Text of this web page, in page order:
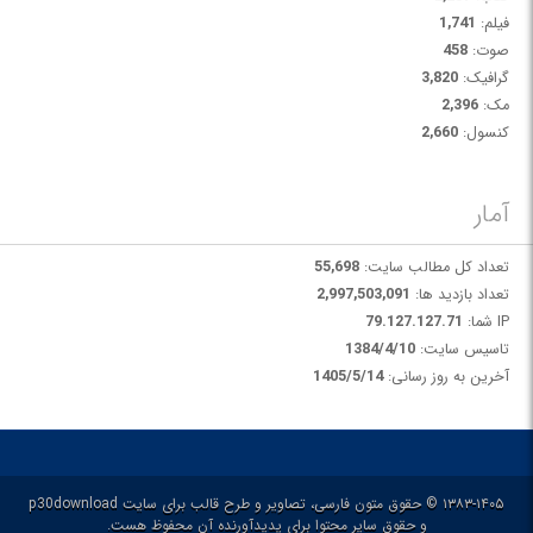
فیلم: 1,741
صوت: 458
گرافیک: 3,820
مک: 2,396
کنسول: 2,660
آمار
تعداد کل مطالب سایت: 55,698
تعداد بازدید ها: 2,997,503,091
IP شما:
79.127.127.71
تاسیس سایت: 1384/4/10
آخرین به روز رسانی:1405/5/14
۱۳۸۳-۱۴۰۵ © حقوق متون فارسی، تصاویر و طرح قالب برای سایت p30download
و حقوق سایر محتوا برای پدیدآورنده آن محفوظ هست.